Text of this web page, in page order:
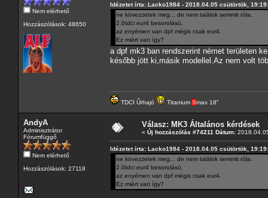
Nem elérhető
Hozzászólások: 48650
Idézetet írta: Lacko1984 - 2018.04.05 csütörtök,
ne kövezzetek meg... de nem találok semmit róla.
2.0tdci eur4 besorolású.
az enyémen van dpf mégis csak eur4.
Ez miért van így?
a dpf mk3 ban rendszerint német területen
később jött ki,másik modellel.Az nem volt
TDCI Űrhajó Titanium Smax 18"
AndyA
Adminisztrátor
Fórumfüggő
Nem elérhető
Hozzászólások: 27118
Válasz: MK3 Általános kérdések
« Új hozzászólás #74211 Dátum:
Idézetet írta: Lacko1984 - 2018.04.05 csütörtök,
ne kövezzetek meg... de nem találok semmit róla.
2.0tdci eur4 besorolású.
az enyémen van dpf mégis csak eur4.
Ez miért van így?